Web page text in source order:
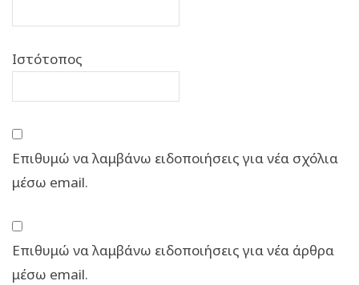
Ιστότοπος
Επιθυμώ να λαμβάνω ειδοποιήσεις για νέα σχόλια
μέσω email.
Επιθυμώ να λαμβάνω ειδοποιήσεις για νέα άρθρα
μέσω email.